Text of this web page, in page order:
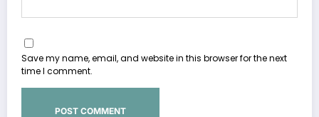
Save my name, email, and website in this browser for the next
time I comment.